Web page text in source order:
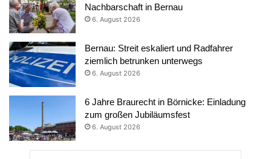
Nachbarschaft in Bernau
6. August 2026
Bernau: Streit eskaliert und Radfahrer
ziemlich betrunken unterwegs
6. August 2026
6 Jahre Braurecht in Börnicke: Einladung
zum großen Jubiläumsfest
6. August 2026